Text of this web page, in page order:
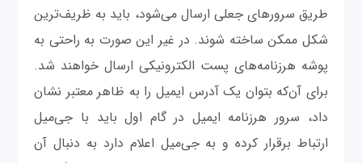
طریق سرورهای جعلی ارسال می‌شود، باید به ظریف‌ترین
شکل ممکن ساخته شوند. در غیر این صورت به راحتی به
پوشه هرزنامه‌های پست الکترونیکی ارسال خواهند شد.
برای آن‌که بتوان یک آدرس ایمیل را به ظاهر معتبر نشان
داد، سرور هرزنامه ایمیل در گام اول باید با جی‌میل
ارتباط برقرار کرده و به جی‌میل اعلام دارد به دنبال آن